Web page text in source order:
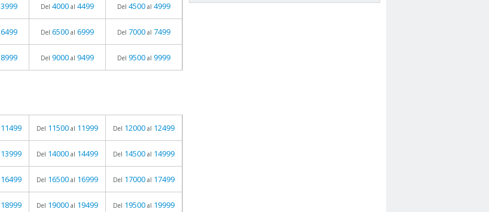
3999 Del 4000 al 4499 Del 4500 al 4999
6499 Del 6500 al 6999 Del 7000 al 7499
8999 Del 9000 al 9499 Del 9500 al 9999
11499 Del 11500 al 11999 Del 12000 al 12499
13999 Del 14000 al 14499 Del 14500 al 14999
16499 Del 16500 al 16999 Del 17000 al 17499
18999 Del 19000 al 19499 Del 19500 al 19999